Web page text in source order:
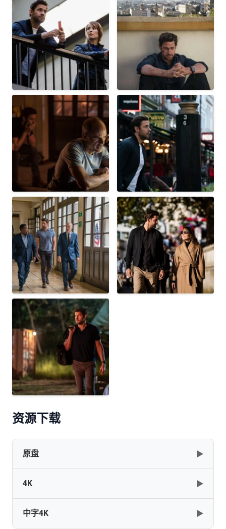
资源下载
原盘 ▶
Tom.Clancys.Jack.Ryan.S02.2160p.BluRay.REMUX.HEVC.DTS-
[143.86GB]
4K ▶
Tom.Clancys.Jack.Ryan.S02.2160p.BluRay.x265.10bit.SDR.DTS-
中字4K ▶